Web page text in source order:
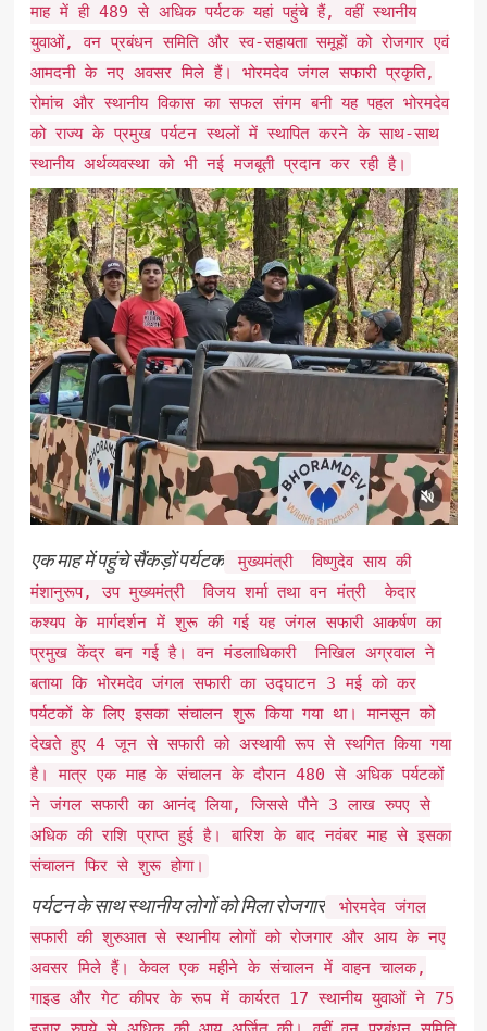
माह में ही 489 से अधिक पर्यटक यहां पहुंचे हैं, वहीं स्थानीय
युवाओं, वन प्रबंधन समिति और स्व-सहायता समूहों को रोजगार एवं
आमदनी के नए अवसर मिले हैं। भोरमदेव जंगल सफारी प्रकृति,
रोमांच और स्थानीय विकास का सफल संगम बनी यह पहल भोरमदेव
को राज्य के प्रमुख पर्यटन स्थलों में स्थापित करने के साथ-साथ
स्थानीय अर्थव्यवस्था को भी नई मजबूती प्रदान कर रही है।
एक माह में पहुंचे सैंकड़ों पर्यटक
मुख्यमंत्री विष्णुदेव साय की
मंशानुरूप, उप मुख्यमंत्री विजय शर्मा तथा वन मंत्री केदार
कश्यप के मार्गदर्शन में शुरू की गई यह जंगल सफारी आकर्षण का
प्रमुख केंद्र बन गई है। वन मंडलाधिकारी निखिल अग्रवाल ने
बताया कि भोरमदेव जंगल सफारी का उद्घाटन 3 मई को कर
पर्यटकों के लिए इसका संचालन शुरू किया गया था। मानसून को
देखते हुए 4 जून से सफारी को अस्थायी रूप से स्थगित किया गया
है। मात्र एक माह के संचालन के दौरान 480 से अधिक पर्यटकों
ने जंगल सफारी का आनंद लिया, जिससे पौने 3 लाख रुपए से
अधिक की राशि प्राप्त हुई है। बारिश के बाद नवंबर माह से इसका
संचालन फिर से शुरू होगा।
पर्यटन के साथ स्थानीय लोगों को मिला रोजगार
भोरमदेव जंगल
सफारी की शुरुआत से स्थानीय लोगों को रोजगार और आय के नए
अवसर मिले हैं। केवल एक महीने के संचालन में वाहन चालक,
गाइड और गेट कीपर के रूप में कार्यरत 17 स्थानीय युवाओं ने 75